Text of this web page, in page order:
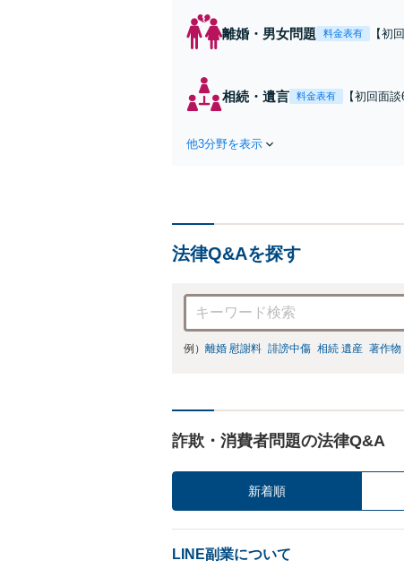
離婚・男女問題 料金表有
【初
連れ
相続・遺言 料金表有
【初回面
他3分野を表示
法律Q&Aを探す
例） 離婚 慰謝料 誹謗中傷 相続 遺産 著作物
詐欺・消費者問題の法律Q&A
新着順
LINE副業について